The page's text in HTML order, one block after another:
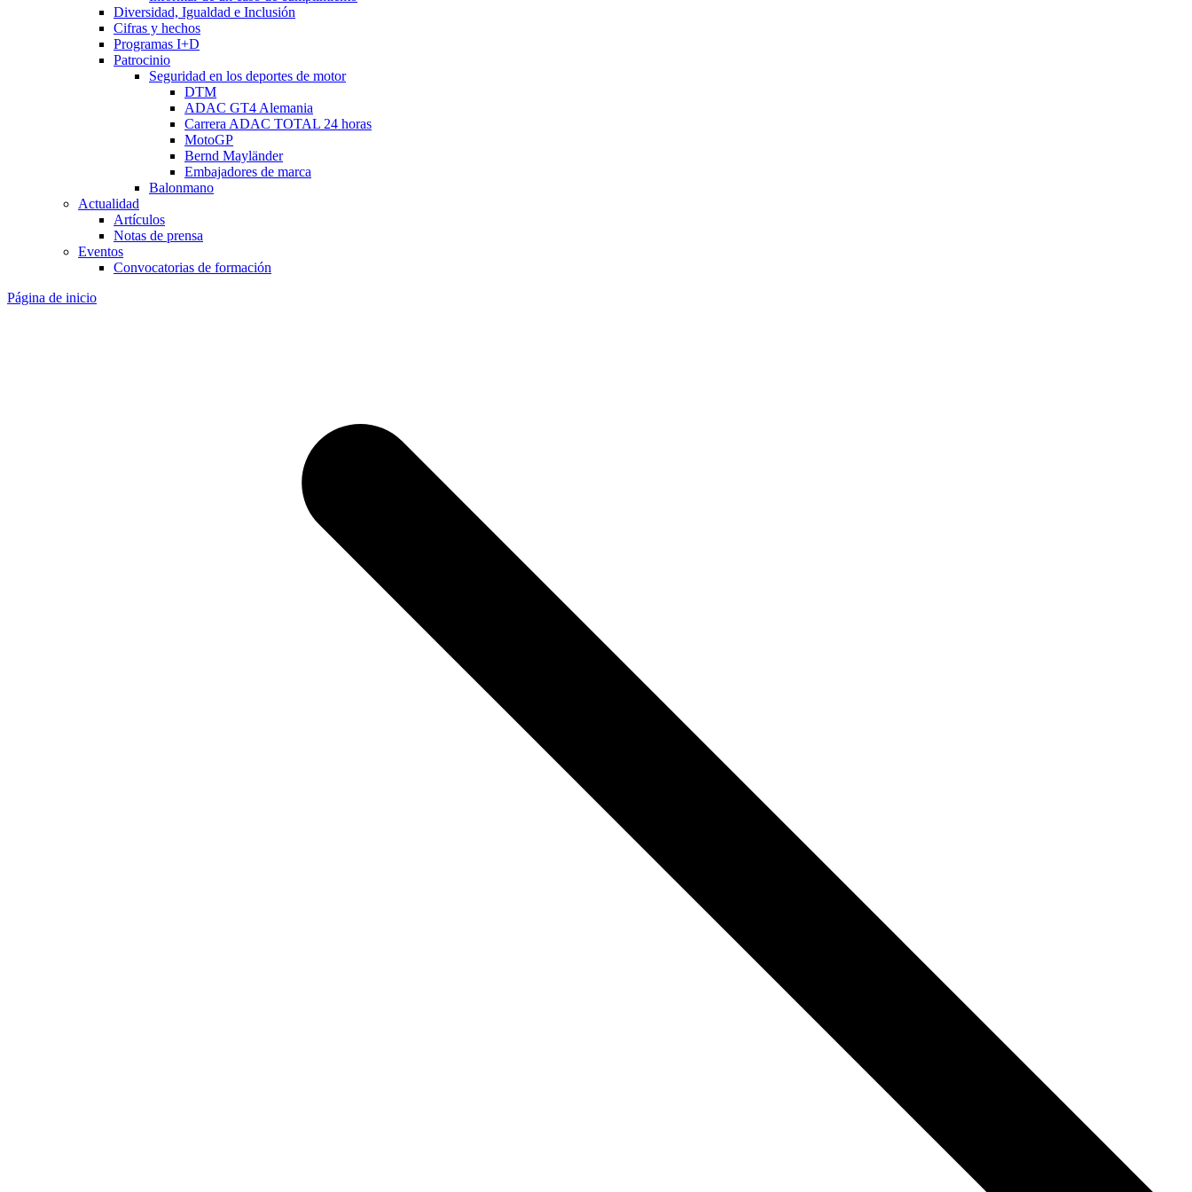
Diversidad, Igualdad e Inclusión
Cifras y hechos
Programas I+D
Patrocinio
Seguridad en los deportes de motor
DTM
ADAC GT4 Alemania
Carrera ADAC TOTAL 24 horas
MotoGP
Bernd Mayländer
Embajadores de marca
Balonmano
Actualidad
Artículos
Notas de prensa
Eventos
Convocatorias de formación
Página de inicio